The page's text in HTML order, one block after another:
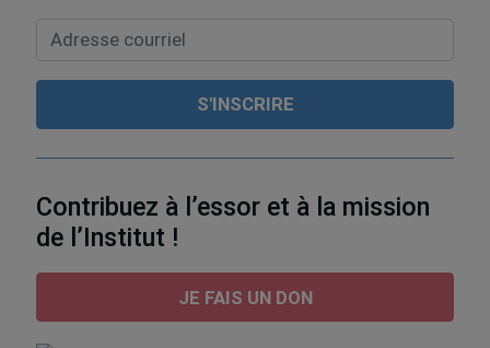
Contribuez à l’essor et à la mission
de l’Institut !
JE FAIS UN DON